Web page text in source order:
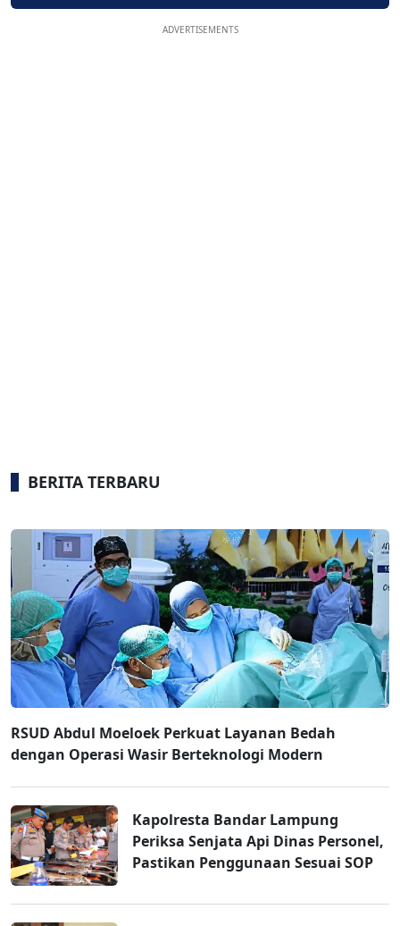
ADVERTISEMENTS
BERITA TERBARU
RSUD Abdul Moeloek Perkuat Layanan Bedah
dengan Operasi Wasir Berteknologi Modern
Kapolresta Bandar Lampung
Periksa Senjata Api Dinas Personel,
Pastikan Penggunaan Sesuai SOP